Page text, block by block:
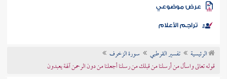
الكتب
موضوعي
تراجم الأعلام
الرئيسية تفسير القرطبي
سورة الزخرف
قوله تعالى واسأل من أرسلنا من قبلك من رسلنا أجعلنا من دون الرحمن آلهة يعبدون